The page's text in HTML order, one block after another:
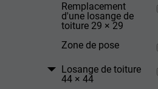
Remplacement
d'une losange de
toiture 29 × 29
Zone de pose
Losange de toiture
44 × 44